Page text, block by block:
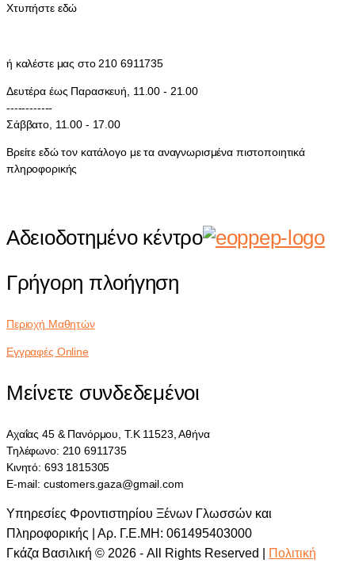
Χτυπήστε εδώ
ή καλέστε μας στο 210 6911735
Δευτέρα έως Παρασκευή, 11.00 - 21.00
------------
Σάββατο, 11.00 - 17.00
Βρείτε εδώ τον κατάλογο με τα αναγνωρισμένα πιστοποιητικά
πληροφορικής
Αδειοδοτημένο κέντρο
Γρήγορη πλοήγηση
Περιοχή Μαθητών
Εγγραφές Online
Μείνετε συνδεδεμένοι
Αχαΐας 45 & Πανόρμου, Τ.Κ 11523, Αθήνα
Τηλέφωνο: 210 6911735
Κινητό: 693 1815305
E-mail: customers.gaza@gmail.com
Υπηρεσίες Φροντιστηρίου Ξένων Γλωσσών και
Πληροφορικής | Αρ. Γ.Ε.ΜΗ: 061495403000
Γκάζα Βασιλική © 2026 - All Rights Reserved |
Πολιτική